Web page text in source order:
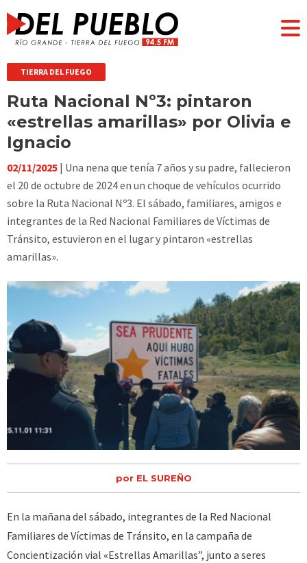
TIERRA DEL FUEGO
Ruta Nacional Nº3: pintaron
«estrellas amarillas» por Olivia e
Ignacio
02/11/2025 | Una nena que tenía 7 años y su padre, fallecieron
el 20 de octubre de 2024 en un choque de vehículos ocurrido
sobre la Ruta Nacional Nº3. El sábado, familiares, amigos e
integrantes de la Red Nacional Familiares de Víctimas de
Tránsito, estuvieron en el lugar y pintaron «estrellas
amarillas».
por EL SUREÑO
En la mañana del sábado, integrantes de la Red Nacional
Familiares de Víctimas de Tránsito, en la campaña de
Concientización vial «Estrellas Amarillas”, junto a seres